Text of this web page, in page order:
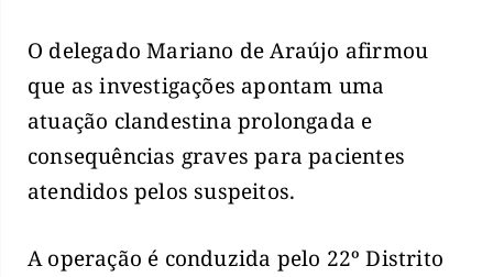
O delegado Mariano de Araújo afirmou
que as investigações apontam uma
atuação clandestina prolongada e
consequências graves para pacientes
atendidos pelos suspeitos.
A operação é conduzida pelo 22º Distrito